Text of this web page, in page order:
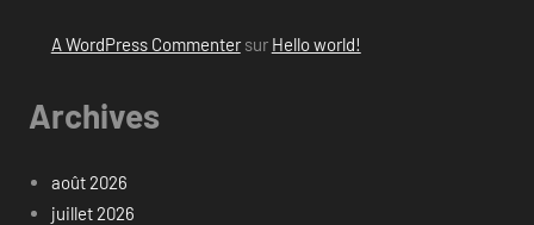
A WordPress Commentersur Hello world!
Archives
août 2026
juillet 2026